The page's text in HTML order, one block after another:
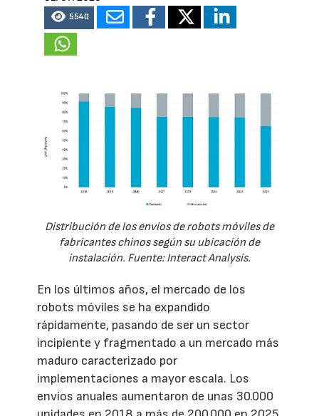
5540
Distribución de los envíos de robots móviles de
fabricantes chinos según su ubicación de
instalación. Fuente: Interact Analysis.
En los últimos años, el mercado de los
robots móviles se ha expandido
rápidamente, pasando de ser un sector
incipiente y fragmentado a un mercado más
maduro caracterizado por
implementaciones a mayor escala. Los
envíos anuales aumentaron de unas 30.000